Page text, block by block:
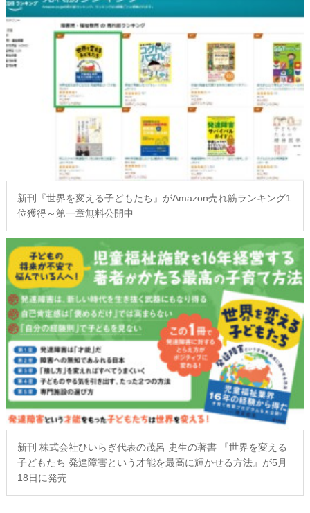
新刊『世界を変える子どもたち』がAmazon売れ筋ランキング1
位獲得～第一章無料公開中
新刊 株式会社ひいらぎ代表の茂呂 史生の著書 『世界を変える
子どもたち 発達障害という才能を最高に輝かせる方法』が5月
18日に発売